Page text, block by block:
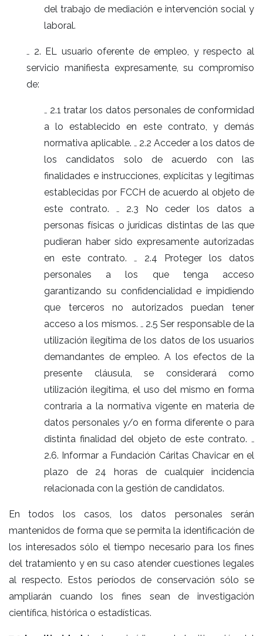
del trabajo de mediación e intervención social y
laboral.
₋ 2. EL usuario oferente de empleo, y respecto al
servicio manifiesta expresamente, su compromiso
de:
₋ 2.1 tratar los datos personales de conformidad
a lo establecido en este contrato, y demás
normativa aplicable. ₋ 2.2 Acceder a los datos de
los candidatos solo de acuerdo con las
finalidades e instrucciones, explícitas y legítimas
establecidas por FCCH de acuerdo al objeto de
este contrato. ₋ 2.3 No ceder los datos a
personas físicas o jurídicas distintas de las que
pudieran haber sido expresamente autorizadas
en este contrato. ₋ 2.4 Proteger los datos
personales a los que tenga acceso
garantizando su confidencialidad e impidiendo
que terceros no autorizados puedan tener
acceso a los mismos. ₋ 2.5 Ser responsable de la
utilización ilegítima de los datos de los usuarios
demandantes de empleo. A los efectos de la
presente cláusula, se considerará como
utilización ilegítima, el uso del mismo en forma
contraria a la normativa vigente en materia de
datos personales y/o en forma diferente o para
distinta finalidad del objeto de este contrato. ₋
2.6. Informar a Fundación Cáritas Chavicar en el
plazo de 24 horas de cualquier incidencia
relacionada con la gestión de candidatos.
En todos los casos, los datos personales serán
mantenidos de forma que se permita la identificación de
los interesados sólo el tiempo necesario para los fines
del tratamiento y en su caso atender cuestiones legales
al respecto. Estos períodos de conservación sólo se
ampliarán cuando los fines sean de investigación
científica, histórica o estadísticas.